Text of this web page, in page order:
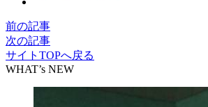
前の記事
次の記事
サイトTOPへ戻る
WHAT’s NEW